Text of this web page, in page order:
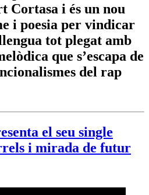
Cortasa i és un nou
i poesia per vindicar
tot plegat amb
que s’escapa de
del rap
el seu single
i mirada de futur